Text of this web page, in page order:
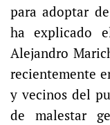
para adoptar
ha explicado
Alejandro
recientemente
y vecinos del
de malestar